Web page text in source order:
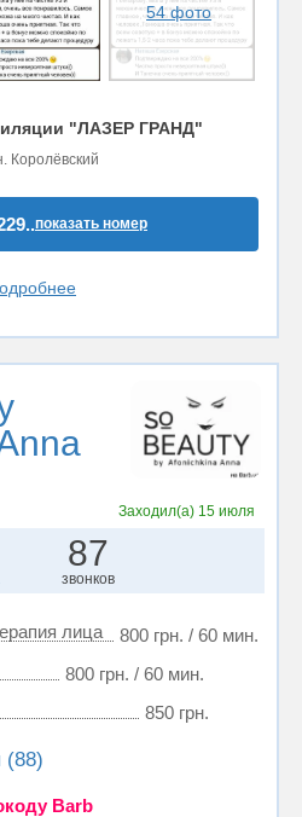
54 фото
"ЛАЗЕР ГРАНД"
Королёвский
показать номер
Заходил(а) 15 июля
87
звонков
лица
800 грн. / 60 мин.
800 грн. / 60 мин.
850 грн.
(88)
Barb